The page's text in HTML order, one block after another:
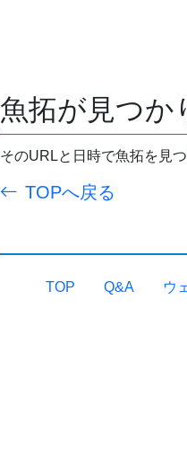
魚拓が見つか
そのURLと日時で魚拓を見
TOPへ戻る
TOP Q&A ウ